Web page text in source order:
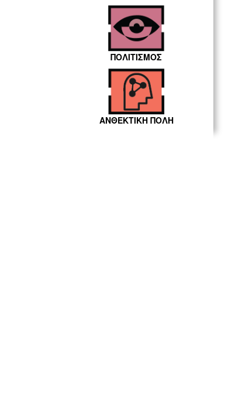
ΠΟΛΙΤΙΣΜΟΣ
ΑΝΘΕΚΤΙΚΗ ΠΟΛΗ